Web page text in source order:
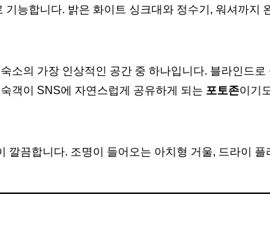
능합니다. 밝은 화이트 싱크대와 정수기, 워셔까지
소의 가장 인상적인 공간 중 하나입니다. 블라인드
객이 SNS에 자연스럽게 공유하게 되는 포토존이기
끔합니다. 조명이 들어오는 아치형 거울, 드라이